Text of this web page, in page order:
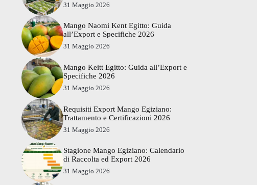
31 Maggio 2026
Mango Naomi Kent Egitto: Guida
all’Export e Specifiche 2026
31 Maggio 2026
Mango Keitt Egitto: Guida all’Export e
Specifiche 2026
31 Maggio 2026
Requisiti Export Mango Egiziano:
Trattamento e Certificazioni 2026
31 Maggio 2026
Stagione Mango Egiziano: Calendario
di Raccolta ed Export 2026
31 Maggio 2026